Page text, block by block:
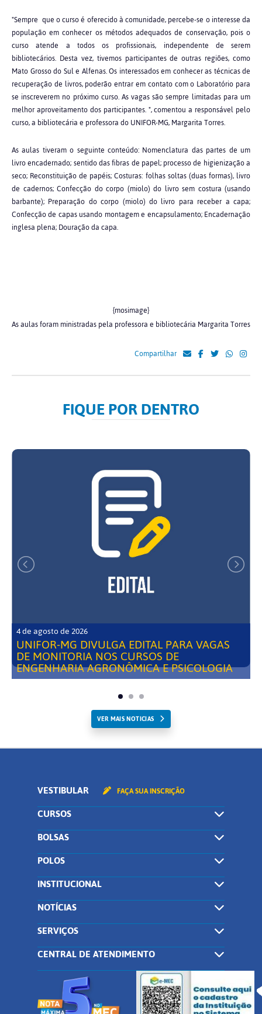
"Sempre que o curso é oferecido à comunidade, percebe-se o interesse da
população em conhecer os métodos adequados de conservação, pois o
curso atende a todos os profissionais, independente de serem
bibliotecários. Desta vez, tivemos participantes de outras regiões, como
Mato Grosso do Sul e Alfenas. Os interessados em conhecer as técnicas de
recuperação de livros, poderão entrar em contato com o Laboratório para
se inscreverem no próximo curso. As vagas são sempre limitadas para um
melhor aproveitamento dos participantes. ", comentou a responsável pelo
curso, a bibliotecária e professora do UNIFOR-MG, Margarita Torres.
As aulas tiveram o seguinte conteúdo: Nomenclatura das partes de um
livro encadernado; sentido das fibras de papel; processo de higienização a
seco; Reconstituição de papéis; Costuras: folhas soltas (duas formas), livro
de cadernos; Confecção do corpo (miolo) do livro sem costura (usando
barbante); Preparação do corpo (miolo) do livro para receber a capa;
Confecção de capas usando montagem e encapsulamento; Encadernação
inglesa plena; Douração da capa.
{mosimage}
As aulas foram ministradas pela professora e bibliotecária Margarita Torres
Compartilhar
FIQUE POR DENTRO
4 de agosto de 2026
UNIFOR-MG DIVULGA EDITAL PARA VAGAS
DE MONITORIA NOS CURSOS DE
ENGENHARIA AGRONÔMICA E PSICOLOGIA
VER MAIS NOTICIAS
VESTIBULAR FAÇA SUA INSCRIÇÃO
CURSOS
BOLSAS
POLOS
INSTITUCIONAL
NOTÍCIAS
SERVIÇOS
CENTRAL DE ATENDIMENTO